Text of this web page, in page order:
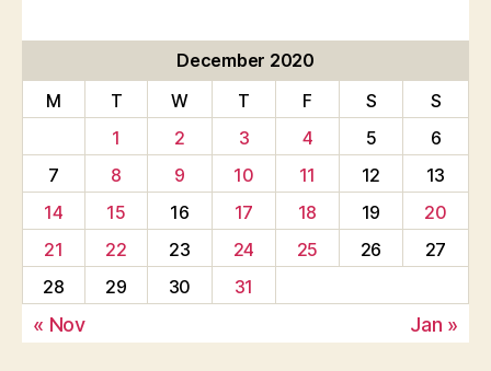
December 2020
M
T W T F S
S
1
2 3 4 5
6
7
8 9 10 11 12
13
14
15 16 17 18 19
20
21
22 23 24 25 26
27
28
29 30 31
« Nov Jan »